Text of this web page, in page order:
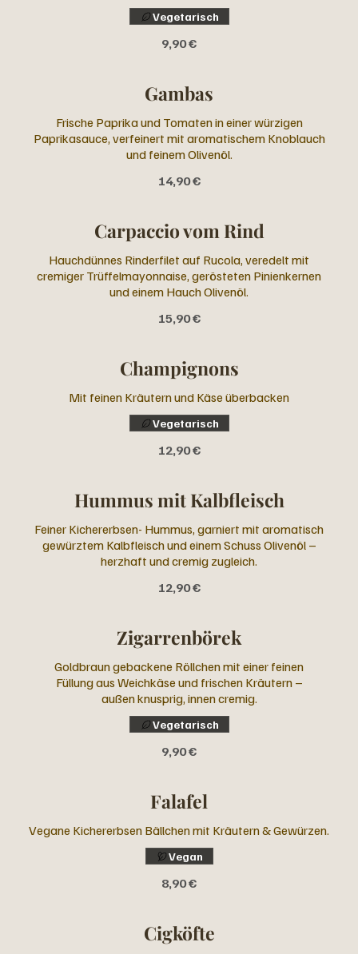
9,90 €
Vegetarisch
Gambas
Frische Paprika und Tomaten in einer würzigen
Paprikasauce, verfeinert mit aromatischem Knoblauch
und feinem Olivenöl.
14,90 €
Carpaccio vom Rind
Hauchdünnes Rinderfilet auf Rucola, veredelt mit
cremiger Trüffelmayonnaise, gerösteten Pinienkernen
und einem Hauch Olivenöl.
15,90 €
Champignons
Mit feinen Kräutern und Käse überbacken
12,90 €
Vegetarisch
Hummus mit Kalbfleisch
Feiner Kichererbsen- Hummus, garniert mit aromatisch
gewürztem Kalbfleisch und einem Schuss Olivenöl –
herzhaft und cremig zugleich.
12,90 €
Zigarrenbörek
Goldbraun gebackene Röllchen mit einer feinen
Füllung aus Weichkäse und frischen Kräutern –
außen knusprig, innen cremig.
9,90 €
Vegetarisch
Falafel
Vegane Kichererbsen Bällchen mit Kräutern & Gewürzen.
8,90 €
Vegan
Cigköfte